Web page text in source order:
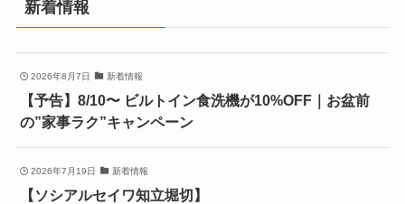
新着情報
2026年8月7日 新着情報
【予告】8/10〜 ビルトイン食洗機が10%OFF｜お盆前
の”家事ラク”キャンペーン
2026年7月19日 新着情報
【ソシアルセイワ知立堀切】